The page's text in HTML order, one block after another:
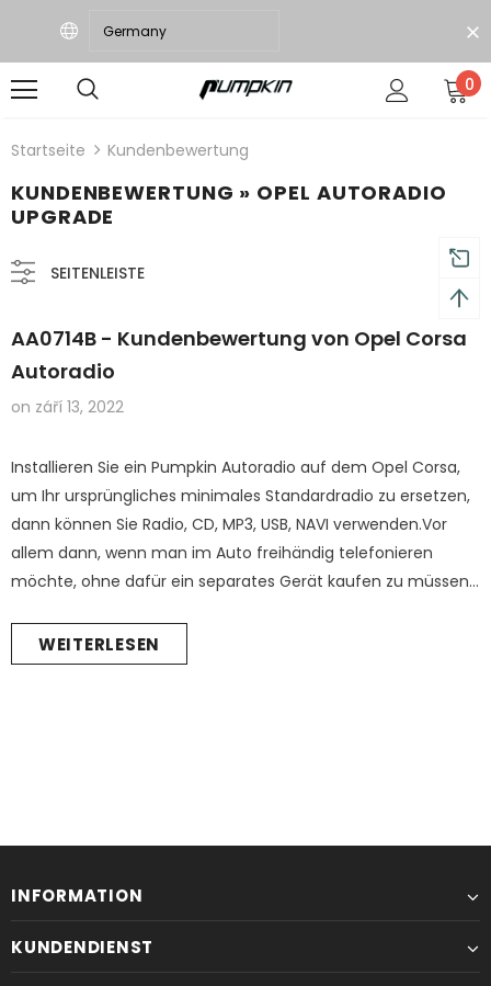
0
Startseite Kundenbewertung
KUNDENBEWERTUNG » OPEL AUTORADIO
UPGRADE
SEITENLEISTE
Pumpkin 1 Din Autoradio mit 10.1 Zoll Großer Bildschirm Android Auto Carplay Radio mit Navi Bluetooth
€319,99 €249,99
NICHT VERFÜGBAR
€319,99 €219,99
AA0714B - Kundenbewertung von Opel Corsa
Autoradio
on září 13, 2022
Installieren Sie ein Pumpkin Autoradio auf dem Opel Corsa,
um Ihr ursprüngliches minimales Standardradio zu ersetzen,
dann können Sie Radio, CD, MP3, USB, NAVI verwenden.Vor
allem dann, wenn man im Auto freihändig telefonieren
möchte, ohne dafür ein separates Gerät kaufen zu müssen.
einer Klappe geschlagen. Allein die optische Aufwertung ist
meiner Meinung nach enorm....
WEITERLESEN
INFORMATION
KUNDENDIENST
18 Monate Garantie Kostenloser Versand